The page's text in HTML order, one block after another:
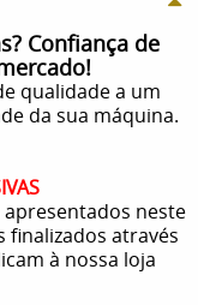
Confiança de
qualidade a um
da sua máquina.
apresentados neste
finalizados através
à nossa loja